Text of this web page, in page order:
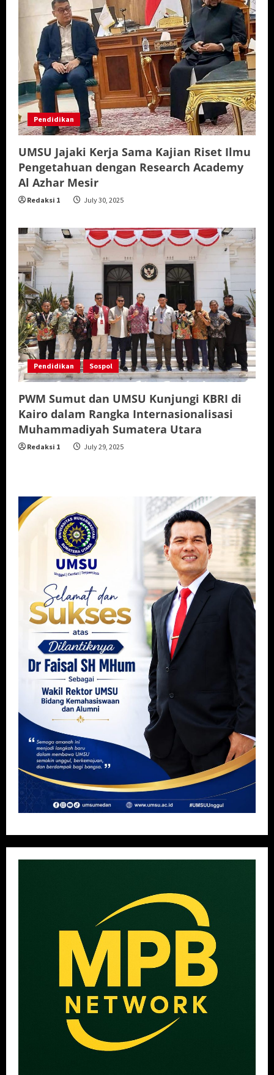
Pendidikan
UMSU Jajaki Kerja Sama Kajian Riset Ilmu
Pengetahuan dengan Research Academy
Al Azhar Mesir
Redaksi 1 July 30, 2025
Pendidikan Sospol
PWM Sumut dan UMSU Kunjungi KBRI di
Kairo dalam Rangka Internasionalisasi
Muhammadiyah Sumatera Utara
Redaksi 1 July 29, 2025